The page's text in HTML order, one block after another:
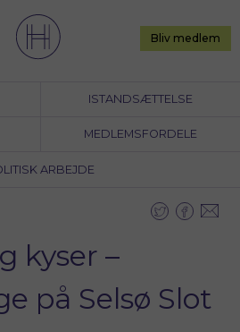
ISTANDSÆTTELSE
MEDLEMSFORDELE
ARBEJDE
Bliv medlem
kyser –
på Selsø Slot